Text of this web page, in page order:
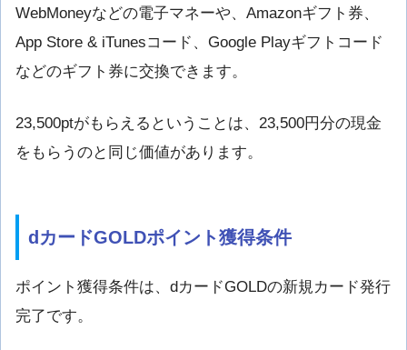
WebMoneyなどの電子マネーや、Amazonギフト券、
App Store & iTunesコード、Google Playギフトコード
などのギフト券に交換できます。
23,500ptがもらえるということは、23,500円分の現金
をもらうのと同じ価値があります。
dカードGOLDポイント獲得条件
ポイント獲得条件は、dカードGOLDの新規カード発行
完了です。